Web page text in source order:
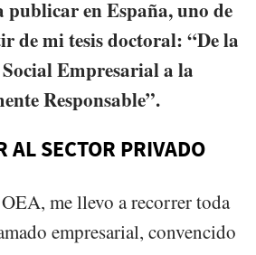
publicar en España, uno de
de mi tesis doctoral: “De la
Empresarial a la
Responsable”.
AL SECTOR PRIVADO
me llevo a recorrer toda
empresarial, convencido